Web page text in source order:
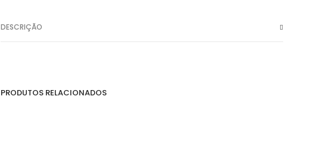
DESCRIÇÃO
PRODUTOS RELACIONADOS